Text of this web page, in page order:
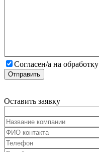
Cогласен/а на обработку
Оставить заявку